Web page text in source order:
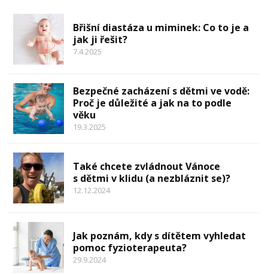
Břišní diastáza u miminek: Co to je a
jak ji řešit?
7.4.2025
Bezpečné zacházení s dětmi ve vodě:
Proč je důležité a jak na to podle
věku
19.3.2025
Také chcete zvládnout Vánoce
s dětmi v klidu (a nezbláznit se)?
12.12.2024
Jak poznám, kdy s dítětem vyhledat
pomoc fyzioterapeuta?
29.9.2024